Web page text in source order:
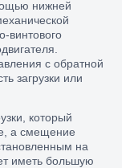
нижней
винтового
с обратной
загрузки или
который
а смещение
на
иметь большую